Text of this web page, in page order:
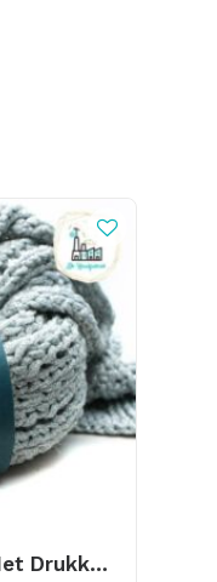
Leren Sjaal Lus Met Drukknoop 21cm Petrol